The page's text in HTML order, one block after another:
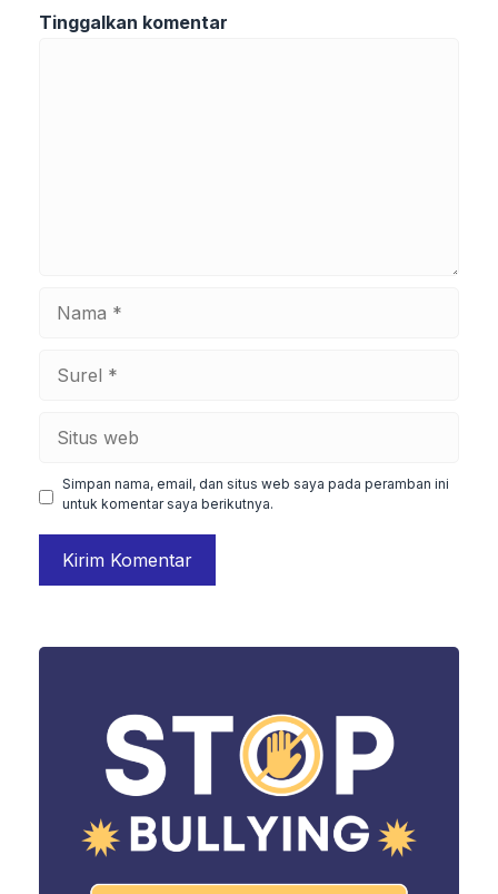
Tinggalkan komentar
Simpan nama, email, dan situs web saya pada peramban ini
untuk komentar saya berikutnya.